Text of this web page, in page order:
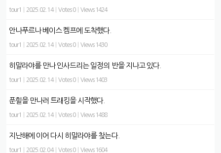
tour1 2025.02.14 Votes 0 Views 1424
안나푸르나 베이스 켐프에 도착했다.
tour1 2025.02.14 Votes 0 Views 1430
히말라야를 만나 인사드리는 일정의 반을 지나고 있다.
tour1 2025.02.14 Votes 0 Views 1403
푼힐을 만나러 트래킹을 시작했다.
tour1 2025.02.14 Votes 0 Views 1488
지난해에 이어 다시 히말라야를 찾는다.
tour1 2025.02.04 Votes 0 Views 1604